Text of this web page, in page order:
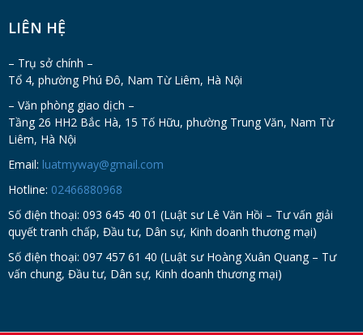
LIÊN HỆ
– Trụ sở chính –
Tổ 4, phường Phú Đô, Nam Từ Liêm, Hà Nội
– Văn phòng giao dịch –
Tầng 26 HH2 Bắc Hà, 15 Tố Hữu, phường Trung Văn, Nam Từ
Liêm, Hà Nội
Email: luatmyway@gmail.com
Hotline: 02466880968
Số điện thoại: 093 645 40 01 (Luật sư Lê Văn Hồi – Tư vấn giải
quyết tranh chấp, Đầu tư, Dân sự, Kinh doanh thương mại)
Số điện thoại: 097 457 61 40 (Luật sư Hoàng Xuân Quang – Tư
vấn chung, Đầu tư, Dân sự, Kinh doanh thương mại)